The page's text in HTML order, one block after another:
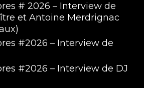
# 2026 – Interview de
et Antoine Merdrignac
#2026 – Interview de
#2026 – Interview de DJ